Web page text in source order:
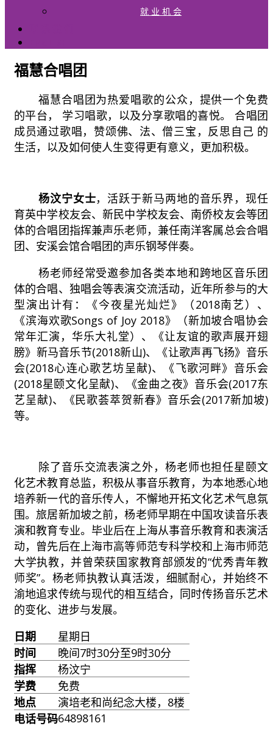
就 业 机 会
福慧合唱团
福慧合唱团为热爱唱歌的公众，提供一个免费
的平台， 学习唱歌，以及分享歌唱的喜悦。 合唱团
成员通过歌唱，赞颂佛、法、僧三宝，反思自己 的
生活，以及如何使人生变得更有意义，更加积极。
杨汶宁女士，活跃于新马两地的音乐界，现任
育英中学校友会、新民中学校友会、南侨校友会等团
体的合唱团指挥兼声乐老师，兼任南洋客属总会合唱
团、安溪会馆合唱团的声乐钢琴伴奏。
杨老师经常受邀参加各类本地和跨地区音乐团
体的合唱、独唱会等表演交流活动，近年所参与的大
型演出计有：《今夜星光灿烂》（2018南艺）、
《滨海欢歌Songs of Joy 2018》（新加坡合唱协会
常年汇演，华乐大礼堂）、《让友谊的歌声展开翅
膀》新马音乐节(2018新山)、《让歌声再飞扬》音乐
会(2018心连心歌艺坊呈献)、《飞歌河畔》音乐会
(2018星颐文化呈献)、《金曲之夜》音乐会(2017东
艺呈献)、《民歌荟萃贺新春》音乐会(2017新加坡)
等。
除了音乐交流表演之外，杨老师也担任星颐文
化艺术教育总监，积极从事音乐教育，为本地悉心地
培养新一代的音乐传人，不懈地开拓文化艺术气息氛
围。旅居新加坡之前，杨老师早期在中国攻读音乐表
演和教育专业。毕业后在上海从事音乐教育和表演活
动，曾先后在上海市高等师范专科学校和上海市师范
大学执教，并曾荣获国家教育部颁发的“优秀青年教
师奖”。杨老师执教认真活泼，细腻耐心，并始终不
渝地追求传统与现代的相互结合，同时传扬音乐艺术
的变化、进步与发展。
日期
星期日
时间
晚间7时30分至9时30分
指挥
杨汶宁
学费
免费
地点
演培老和尚纪念大楼，8楼
电话号码64898161